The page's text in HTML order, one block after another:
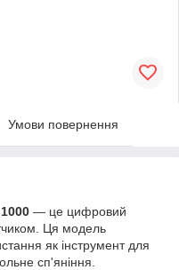
Умови повернення
— це цифровий
Ця модель
як інструмент для
сп'яніння.